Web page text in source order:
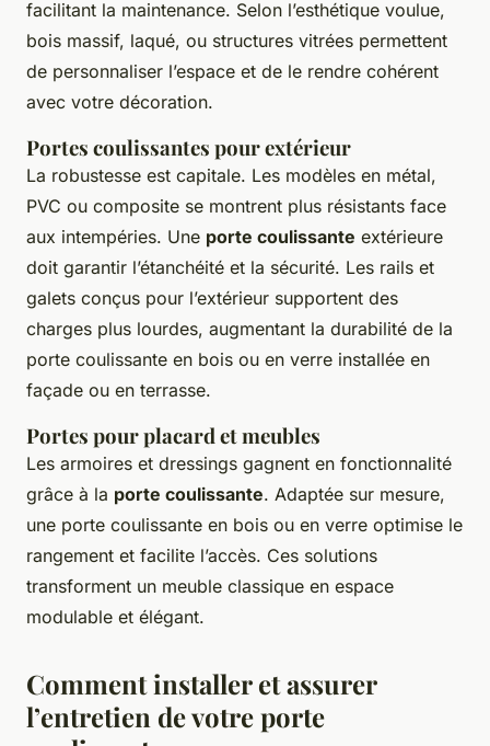
facilitant la maintenance. Selon l’esthétique voulue,
bois massif, laqué, ou structures vitrées permettent
de personnaliser l’espace et de le rendre cohérent
avec votre décoration.
Portes coulissantes pour extérieur
La robustesse est capitale. Les modèles en métal,
PVC ou composite se montrent plus résistants face
aux intempéries. Une porte coulissante extérieure
doit garantir l’étanchéité et la sécurité. Les rails et
galets conçus pour l’extérieur supportent des
charges plus lourdes, augmentant la durabilité de la
porte coulissante en bois ou en verre installée en
façade ou en terrasse.
Portes pour placard et meubles
Les armoires et dressings gagnent en fonctionnalité
grâce à la porte coulissante. Adaptée sur mesure,
une porte coulissante en bois ou en verre optimise le
rangement et facilite l’accès. Ces solutions
transforment un meuble classique en espace
modulable et élégant.
Comment installer et assurer
l’entretien de votre porte